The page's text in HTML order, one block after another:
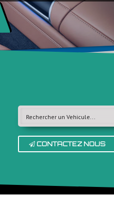
CONTACTEZ NOUS